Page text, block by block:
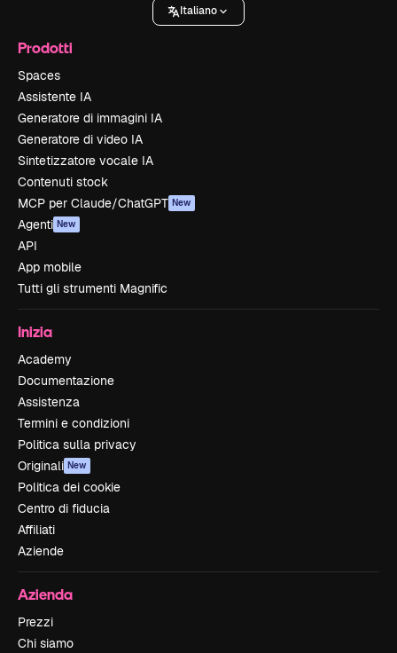
Italiano
Prodotti
Spaces
Assistente IA
Generatore di immagini IA
Generatore di video IA
Sintetizzatore vocale IA
Contenuti stock
MCP per Claude/ChatGPT New
Agenti New
API
App mobile
Tutti gli strumenti Magnific
Inizia
Academy
Documentazione
Assistenza
Termini e condizioni
Politica sulla privacy
Originali New
Politica dei cookie
Centro di fiducia
Affiliati
Aziende
Azienda
Prezzi
Chi siamo